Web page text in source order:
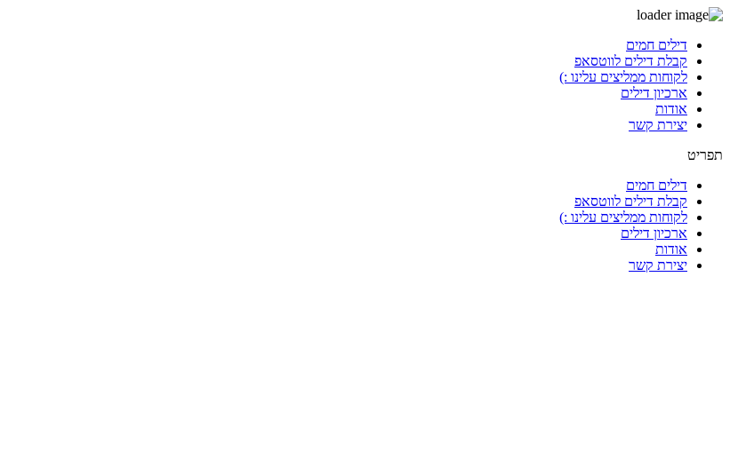
לתוכן
דילים חמים
קבלת דילים לווטסאפ
לקוחות ממליצים עלינו :)
ארכיון דילים
אודות
יצירת קשר
תפריט
דילים חמים
קבלת דילים לווטסאפ
לקוחות ממליצים עלינו :)
ארכיון דילים
אודות
יצירת קשר